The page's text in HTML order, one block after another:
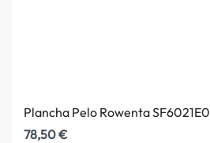
Plancha Pelo Rowenta SF6021E0
78,50€